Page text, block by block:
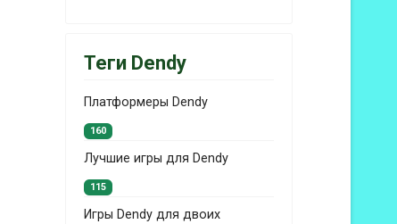
Теги Dendy
Платформеры Dendy
160
Лучшие игры для Dendy
115
Игры Dendy для двоих